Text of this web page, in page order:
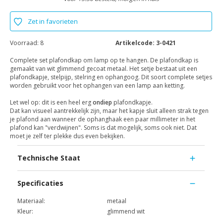
Zet in favorieten
Voorraad: 8 Artikelcode: 3-0421
Complete set plafondkap om lamp op te hangen. De plafondkap is
gemaakt van wit glimmend gecoat metaal. Het setje bestaat uit een
plafondkapje, stelpijp, stelring en ophangoog. Dit soort complete setjes
worden gebruikt voor het ophangen van een lamp aan ketting.
Let wel op: dit is een heel ergondiep plafondkapje.
Dat kan visueel aantrekkelijk zijn, maar het kapje sluit alleen strak tegen
je plafond aan wanneer de ophanghaak een paar millimeter in het
plafond kan "verdwijnen". Soms is dat mogelijk, soms ook niet. Dat
moet je zelf ter plekke dus even bekijken.
Technische Staat
Specificaties
Materiaal:
metaal
Kleur:
glimmend wit